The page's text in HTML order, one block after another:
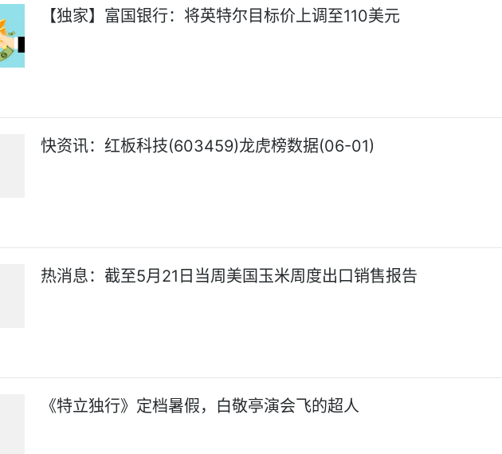
【独家】富国银行：将英特尔目标价上调至110美元
快资讯：红板科技(603459)龙虎榜数据(06-01)
热消息：截至5月21日当周美国玉米周度出口销售报告
《特立独行》定档暑假，白敬亭演会飞的超人